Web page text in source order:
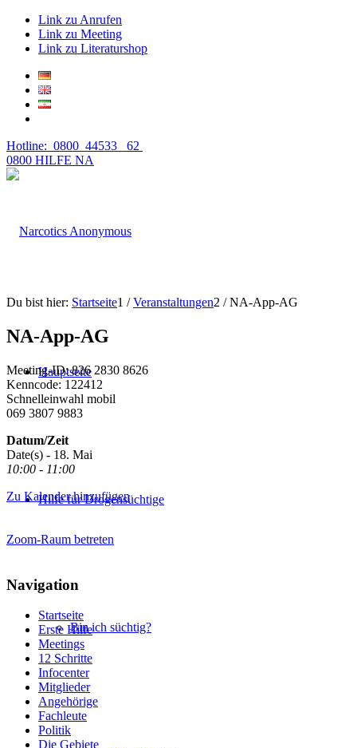
Link zu Anrufen
Link zu Meeting
Link zu Literaturshop
Hotline: 0800 44533 62
0800 HILFE NA
Hauptseite
Hilfe für Drogensüchtige
Bin ich süchtig?
Du bist hier: Startseite1 / Veranstaltungen2 / NA-App-AG
NA-App-AG
Meeting-ID: 826 2830 8626
Kenncode: 122412
Schnelleinwahl mobil
069 3807 9883
Datum/Zeit
Date(s) - 18. Mai
10:00 - 11:00
Zu Kalender hinzufügen
Zoom-Raum betreten
Navigation
Startseite
Erste Hilfe
Meetings
12 Schritte
Infocenter
Mitglieder
Angehörige
Fachleute
Politik
Die Gebiete